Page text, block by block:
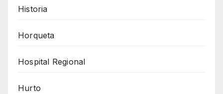
Historia
Horqueta
Hospital Regional
Hurto